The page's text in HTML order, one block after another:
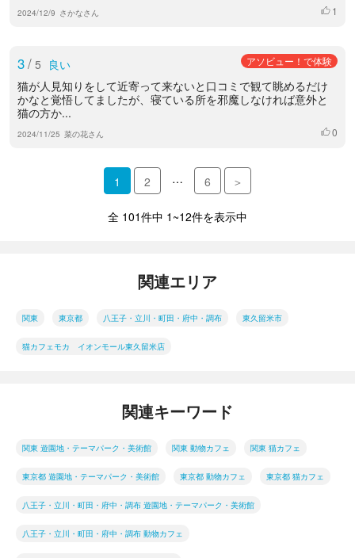
2024/12/9 さかなさん いいね
1
3/ 5 良い アソビュー！で体験
猫が人見知りをして近寄って来ないと口コミで観て眺めるだけ
かなと覚悟してましたが、寝ている所を邪魔しなければ意外と
猫の方か...
2024/11/25 菜の花さん いいね
0
1 2 … 6 ＞
全 101件中 1~12件を表示中
関連エリア
関東 東京都 八王子・立川・町田・府中・調布 東久留米市
猫カフェモカ イオンモール東久留米店
関連キーワード
関東 遊園地・テーマパーク・美術館 関東 動物カフェ 関東 猫カフェ
東京都 遊園地・テーマパーク・美術館 東京都 動物カフェ 東京都 猫カフェ
八王子・立川・町田・府中・調布 遊園地・テーマパーク・美術館
八王子・立川・町田・府中・調布 動物カフェ